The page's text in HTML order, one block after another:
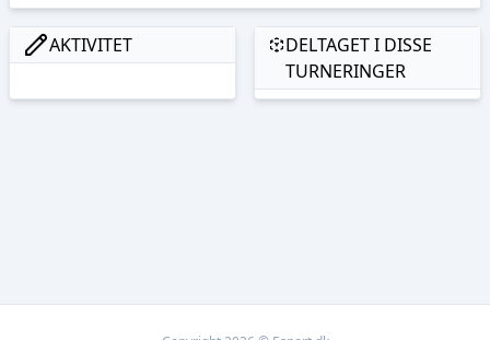
AKTIVITET
DELTAGET I DISSE
TURNERINGER